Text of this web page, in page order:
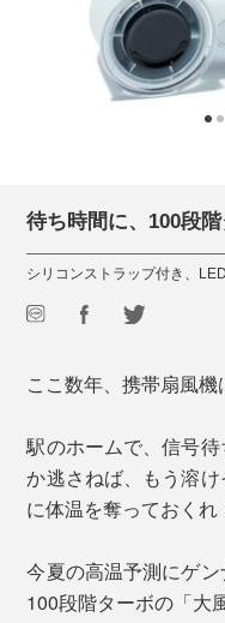
待ち時間に、100段
シリコンストラップ付き、
ここ数年、携帯扇風機
駅のホームで、信号
か逃さねば、もう溶
に体温を奪っておくれ
今夏の高温予測にゲン
100段階ターボの「大